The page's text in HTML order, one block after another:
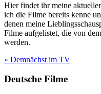
Hier findet ihr meine
ich die Filme bereits kenne
denen meine
Filme aufgelistet, die von
werden.
» Demnächst im TV
Deutsche Filme